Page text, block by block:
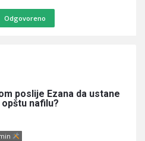
Odgovoreno
poslije Ezana da ustane
nafilu?